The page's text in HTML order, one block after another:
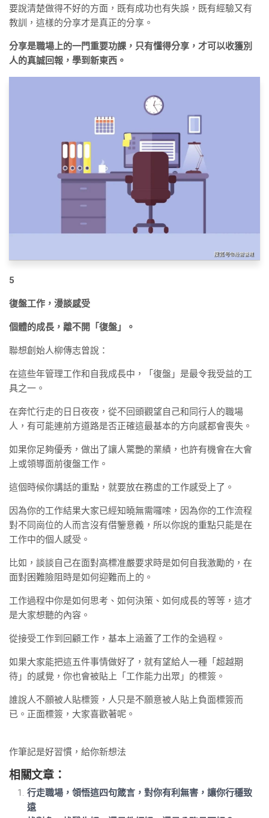
要說清楚做得不好的方面，既有成功也有失誤，既有經驗又有
教訓，這樣的分享才是真正的分享。
分享是職場上的一門重要功課，只有懂得分享，才可以收獲別
人的真誠回報，學到新東西。
5
復盤工作，漫談感受
個體的成長，離不開「復盤」。
聯想創始人柳傳志曾說：
在這些年管理工作和自我成長中，「復盤」是最令我受益的工
具之一。
在奔忙行走的日日夜夜，從不回頭觀望自己和同行人的職場
人，有可能連前方道路是否正確這最基本的方向感都會喪失。
如果你足夠優秀，做出了讓人驚艷的業績，也許有機會在大會
上或領導面前復盤工作。
這個時候你講話的重點，就要放在務虛的工作感受上了。
因為你的工作結果大家已經知曉無需囉嗦，因為你的工作流程
對不同崗位的人而言沒有借鑒意義，所以你說的重點只能是在
工作中的個人感受。
比如，談談自己在面對高標准嚴要求時是如何自我激勵的，在
面對困難險阻時是如何迎難而上的。
工作過程中你是如何思考、如何決策、如何成長的等等，這才
是大家想聽的內容。
從接受工作到回顧工作，基本上涵蓋了工作的全過程。
如果大家能把這五件事情做好了，就有望給人一種「超越期
待」的感覺，你也會被貼上「工作能力出眾」的標簽。
誰說人不願被人貼標簽，人只是不願意被人貼上負面標簽而
已。正面標簽，大家喜歡著呢。
作筆記是好習慣，給你新想法
相關文章：
行走職場，領悟這四句箴言，對你有利無害，讓你行穩致
遠